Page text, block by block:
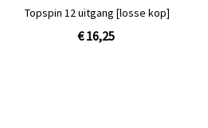
Topspin 12 uitgang [losse kop]
€ 16,25